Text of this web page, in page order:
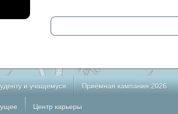
и учащемуся Приёмная кампания 2026
Центр карьеры